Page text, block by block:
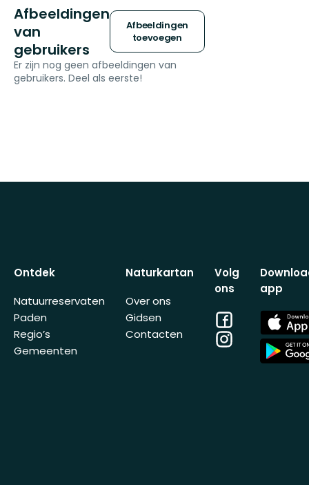
Afbeeldingen
van
gebruikers
Afbeeldingen
toevoegen
Er zijn nog geen afbeeldingen van
gebruikers. Deel als eerste!
Ontdek
Natuurreservaten
Paden
Regio’s
Gemeenten
Naturkartan
Over ons
Gidsen
Contacten
Volg
ons
Facebook
Instagram
app
App
Store
App
Store